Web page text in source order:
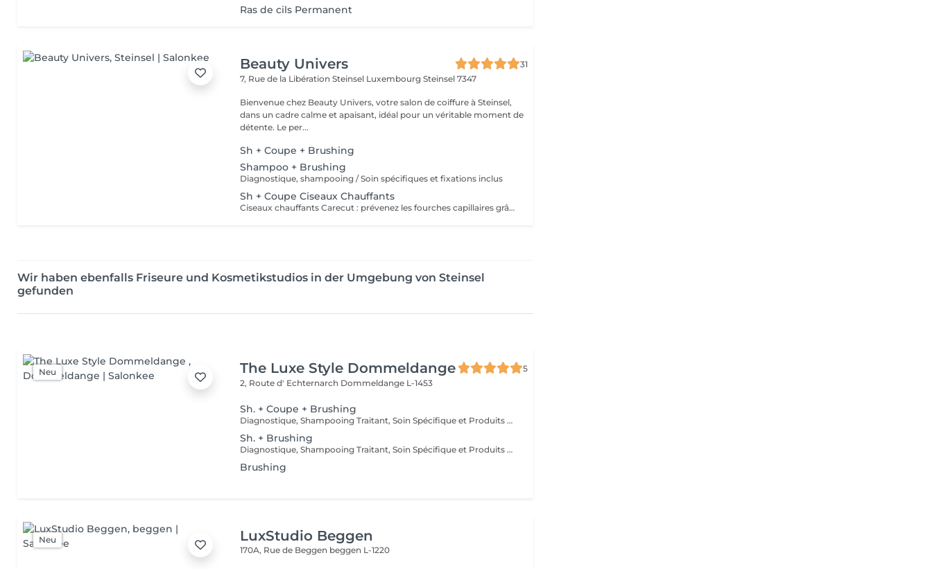
Ras de cils Permanent
Beauty Univers
31
7, Rue de la Libération Steinsel LuxembourgSteinsel 7347
Bienvenue chez Beauty Univers, votre salon de coiffure à Steinsel,
dans un cadre calme et apaisant, idéal pour un véritable moment de
détente. Le per...
Sh + Coupe + Brushing
Shampoo + Brushing
Diagnostique, shampooing / Soin spécifiques et fixations inclus
Sh + Coupe Ciseaux Chauffants
Ciseaux chauffants Carecut : prévenez les fourches capillaires grâce aux lames chauffantes. En effet, la chaleur apportée par les lames chauffantes permet aux substances hydratantes et nutritives présentes dans les fibres capillaires, ainsi qu'aux pigments, de rester à l'intérieur de celle-ci. Le cheveu cicatrise ainsi immédiatement, croit en résistance et garde une forme belle et une texture douce. Brushing non compris
Wir haben ebenfalls Friseure und Kosmetikstudios in der Umgebung von Steinsel
gefunden
Neu The Luxe Style Dommeldange
5
2, Route d' Echternarch Dommeldange L-1453
Sh. + Coupe + Brushing
Diagnostique, Shampooing Traitant, Soin Spécifique et Produits Coiffants inclus
Sh. + Brushing
Diagnostique, Shampooing Traitant, Soin Spécifique et Produits Coiffants inclus
Brushing
Neu LuxStudio Beggen
170A, Rue de Beggen beggen L-1220